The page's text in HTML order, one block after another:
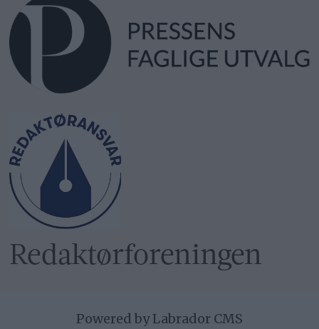
Redaktør­foreningen
Powered by Labrador CMS